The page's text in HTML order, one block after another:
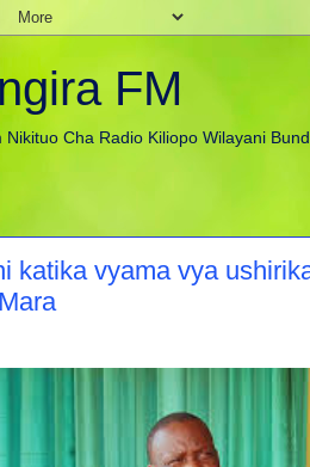
FM
Nikituo Cha Radio Kiliopo Wilayani
katika vyama vya